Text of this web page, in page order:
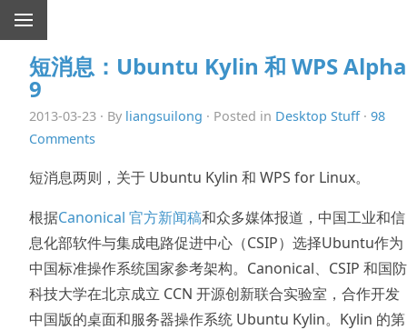
短消息：Ubuntu Kylin 和 WPS Alpha
9
2013-03-23 · By liangsuilong · Posted in Desktop Stuff· 98
Comments
短消息两则，关于 Ubuntu Kylin 和 WPS for Linux。
根据Canonical 官方新闻稿和众多媒体报道，中国工业和信
息化部软件与集成电路促进中心（CSIP）选择Ubuntu作为
中国标准操作系统国家参考架构。Canonical、CSIP 和国防
科技大学在北京成立 CCN 开源创新联合实验室，合作开发
中国版的桌面和服务器操作系统 Ubuntu Kylin。Kylin 的第